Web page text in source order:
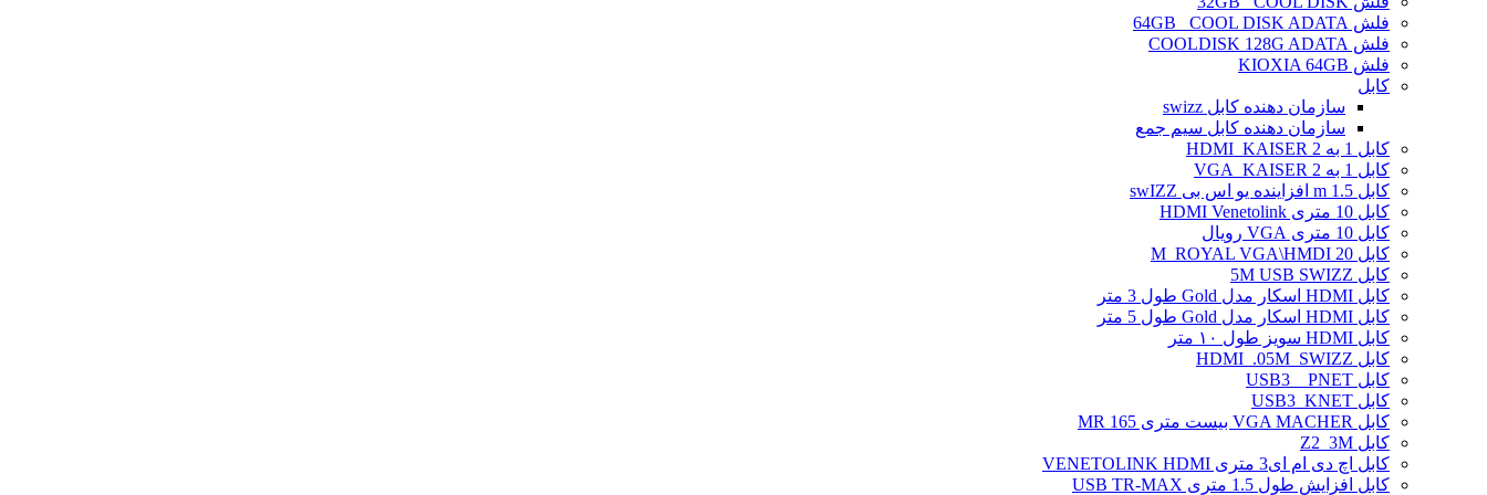
فلش 64GB _COOL DISK ADATA
فلش COOLDISK 128G ADATA
فلش KIOXIA 64GB
کابل
سازمان دهنده کابل swizz
سازمان دهنده کابل سیم جمع
کابل 1 به 2 HDMI_KAISER
کابل 1 به 2 VGA_KAISER
کابل 1.5 m افزاینده یو اس بی swIZZ
کابل 10 متری HDMI Venetolink
کابل 10 متری VGA رویال
کابل 20 M_ROYAL VGA\HMDI
کابل 5M USB SWIZZ
کابل HDMI اسکار مدل Gold طول 3 متر
کابل HDMI اسکار مدل Gold طول 5 متر
کابل HDMI سویز طول ۱۰ متر
کابل HDMI_.05M_SWIZZ
کابل USB3 _ PNET
کابل USB3_KNET
کابل VGA MACHER بیست متری MR 165
کابل Z2_3M
کابل اچ دی ام ای3 متری VENETOLINK HDMI
کابل افزایش طول 1.5 متری USB TR-MAX